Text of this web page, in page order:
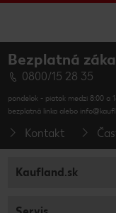
Bezplatná
0800/15 28 35
pondelok - piatok medzi 8:00 a
bezplatná linka alebo
Kontakt
Kaufland.sk